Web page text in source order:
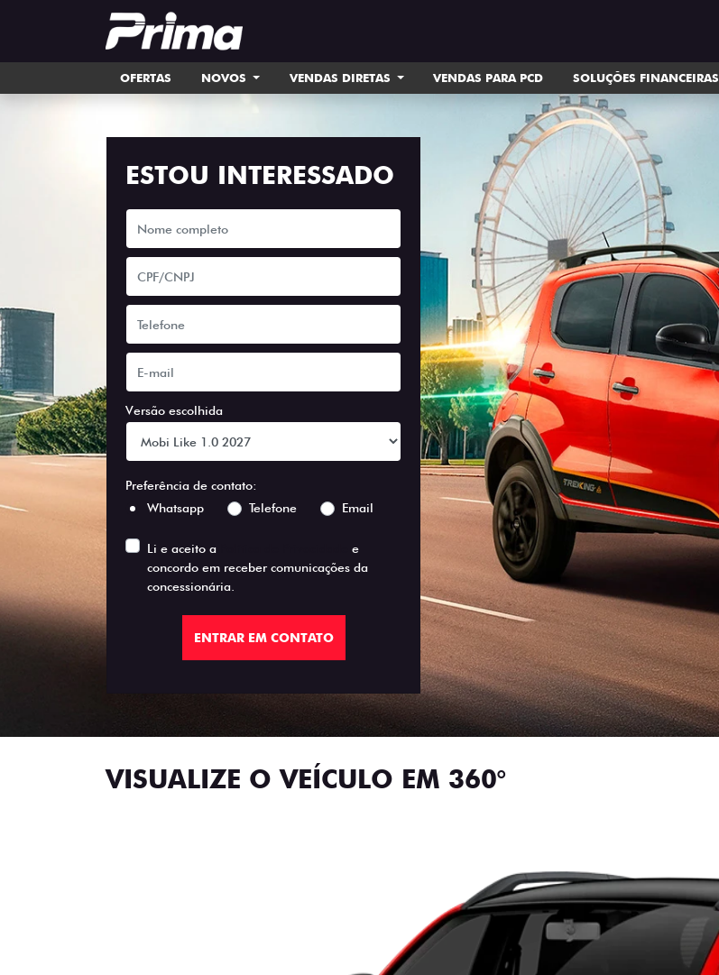
OFERTAS NOVOS VENDAS DIRETAS VENDAS PARA PCD SOLUÇÕES FINANCEIRAS
ESTOU INTERESSADO
Versão escolhida
Preferência de contato:
Whatsapp
Telefone Email
Li e aceito a
e
concordo em receber comunicações da
concessionária.
ENTRAR EM CONTATO
VISUALIZE O VEÍCULO EM 360°